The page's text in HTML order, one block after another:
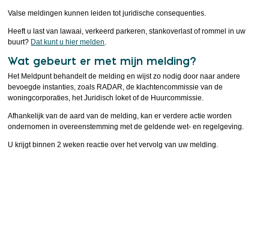
Valse meldingen kunnen leiden tot juridische consequenties.
Heeft u last van lawaai, verkeerd parkeren, stankoverlast of rommel in uw
buurt? Dat kunt u hier melden.
Wat gebeurt er met mijn melding?
Het Meldpunt behandelt de melding en wijst zo nodig door naar andere
bevoegde instanties, zoals RADAR, de klachtencommissie van de
woningcorporaties, het Juridisch loket of de Huurcommissie.
Afhankelijk van de aard van de melding, kan er verdere actie worden
ondernomen in overeenstemming met de geldende wet- en regelgeving.
U krijgt binnen 2 weken reactie over het vervolg van uw melding.